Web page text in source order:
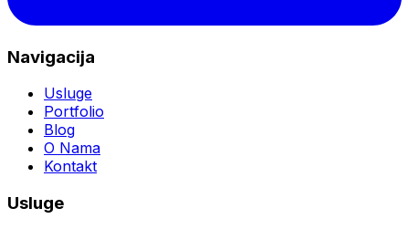
Navigacija
Usluge
Portfolio
Blog
O Nama
Kontakt
Usluge